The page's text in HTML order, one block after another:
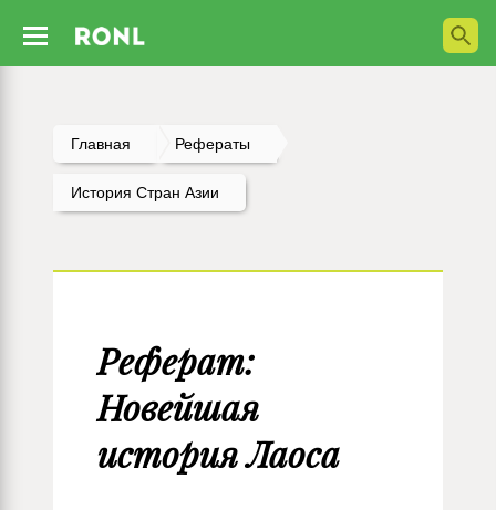
Главная Рефераты
История Стран Азии
Реферат:
Новейшая
история Лаоса